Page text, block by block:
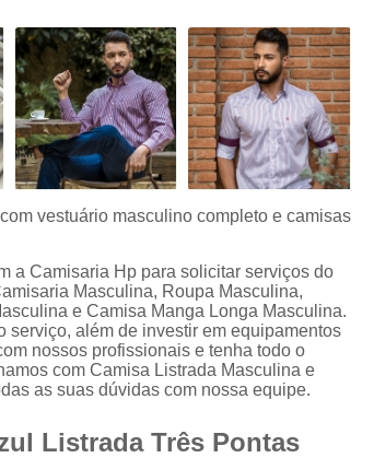
Camisa Social Branca Plus Size
Camisa Social Plus Size
Xadrez Masculina Plus Size
Masculina Manga Curta Slim Fit
Camisa Slim Fit
Camisa
Camisa Social Slim Fit Masculina
Camisa
Camisa Branca Slim Masculina
Camisa Jeans Slim Masculina
Camisa Masculina Slim Fit Manga
vestuário masculino completo e camisas
a Camisaria Hp para solicitar serviços do
Masculina, Roupa Masculina,
e Camisa Manga Longa Masculina.
serviço, além de investir em equipamentos
nossos profissionais e tenha todo o
com Camisa Listrada Masculina e
as suas dúvidas com nossa equipe.
Listrada Três Pontas